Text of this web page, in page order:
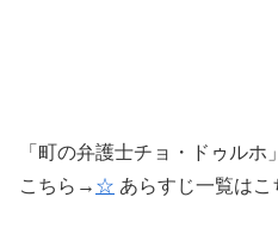
「町の弁護士チョ・ドゥル
こちら→ ☆ あらすじ一覧は